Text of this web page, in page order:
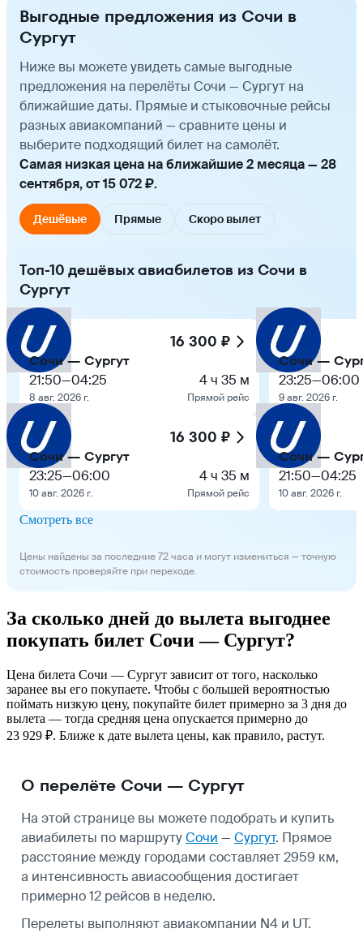
Выгодные предложения из Сочи в
Сургут
Ниже вы можете увидеть самые выгодные
предложения на перелёты Сочи — Сургут на
ближайшие даты. Прямые и стыковочные рейсы
разных авиакомпаний — сравните цены и
выберите подходящий билет на самолёт.
Самая низкая цена на ближайшие 2 месяца — 28
сентября, от 15 072 ₽.
Дешёвые Прямые Скоро вылет
Топ-10 дешёвых авиабилетов из Сочи в
Сургут
16 300 ₽
Сочи — Сургут
21:50—04:25
8 авг. 2026 г.
4 ч 35 м
Прямой рейс
16 300 ₽
Сочи — Сургут
23:25—06:00
10 авг. 2026 г.
4 ч 35 м
Прямой рейс
Сочи —
23:25—06:00
9 авг. 2026 г.
Сочи —
21:50—04:25
10 авг. 2026 г.
Смотреть все
Цены найдены за последние 72 часа и могут измениться — точную
стоимость проверяйте при переходе.
За сколько дней до вылета выгоднее
покупать билет Сочи — Сургут?
Цена билета Сочи — Сургут зависит от того, насколько
заранее вы его покупаете. Чтобы с большей вероятностью
поймать низкую цену, покупайте билет примерно за 3 дня до
вылета — тогда средняя цена опускается примерно до
23 929 ₽. Ближе к дате вылета цены, как правило, растут.
О перелёте Сочи — Сургут
На этой странице вы можете подобрать и купить
авиабилеты по маршрутуСочи — Сургут. Прямое
расстояние между городами составляет 2959 км,
а интенсивность авиасообщения достигает
примерно 12 рейсов в неделю.
Перелеты выполняют авиакомпании N4 и UT.